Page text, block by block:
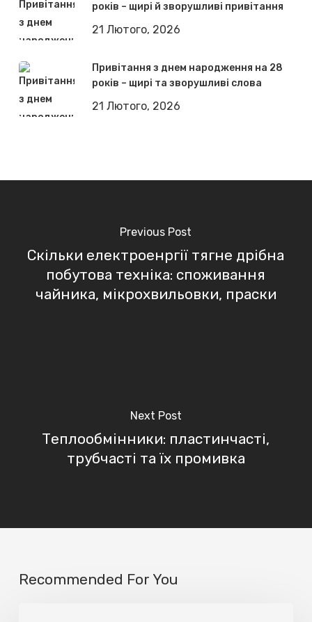
років – щирі й зворушливі привітання
21 Лютого, 2026
Привітання з днем народження на 28
років – щирі та зворушливі слова
21 Лютого, 2026
Previous Post
Cкільки електроенргії тягне дрібна
побутова техніка: споживання
чайника, мікрохвильовки, праски
Next Post
Теплообмінники: пластинчасті,
трубчасті та їх промивка
Recommended For You